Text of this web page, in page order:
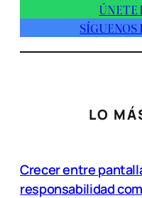
ÚNETE
SÍGUENOS
LO
Crecer entre
responsabilidad